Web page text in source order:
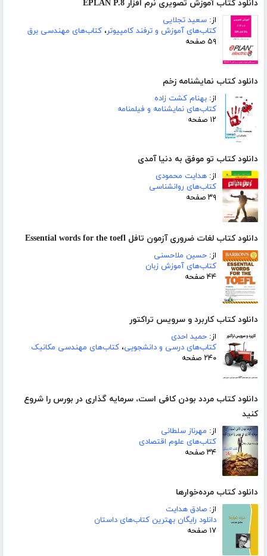
دانلود کتاب آموزش تصویری نرم افزار EPLAN P.8
از: سعید تجلایی
کتاب‌های آموزش و ترفند کامپیوتر، کتاب‌های مهندسی برق
۵۹ صفحه
دانلود کتاب نمایشنامه زخم
از: بهنام کشت زاده
کتاب‌های نمایشنامه و فیلمنامه
۱۲ صفحه
دانلود کتاب تو موفق به دنیا آمدی
از: هدایت محمودی
کتاب‌های روانشناسی
۳۹ صفحه
دانلود کتاب لغات ضروری آزمون تافل Essential words for the toefl
از: حسین ملاحسنی
کتاب‌های آموزش زبان
۴۴ صفحه
دانلود کتاب کاربرد و سرویس تراکتور
از: حمید احدی
کتاب‌های درسی و دانشجویی، کتاب‌های مهندسی مکانیک
۲۴۰ صفحه
دانلود کتاب مردد بودن کافی است، سرمایه گذاری در بورس را شروع
کنید
از: مهرناز سلطانی
کتاب‌های علوم اقتصادی
۳۴ صفحه
دانلود کتاب مرده‌خوارها
از: صادق هدایت
دانلود رایگان بهترین کتاب‌های داستان
۱۷ صفحه